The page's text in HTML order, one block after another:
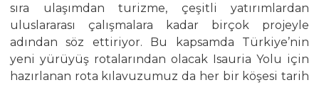
sıra ulaşımdan turizme, çeşitli yatırımlardan
uluslararası çalışmalara kadar birçok projeyle
adından söz ettiriyor. Bu kapsamda Türkiye’nin
yeni yürüyüş rotalarından olacak Isauria Yolu için
hazırlanan rota kılavuzumuz da her bir köşesi tarih